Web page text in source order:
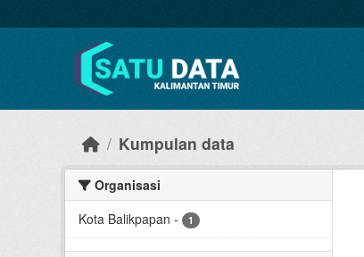
Kumpulan data
Organisasi
Kota Balikpapan - 1